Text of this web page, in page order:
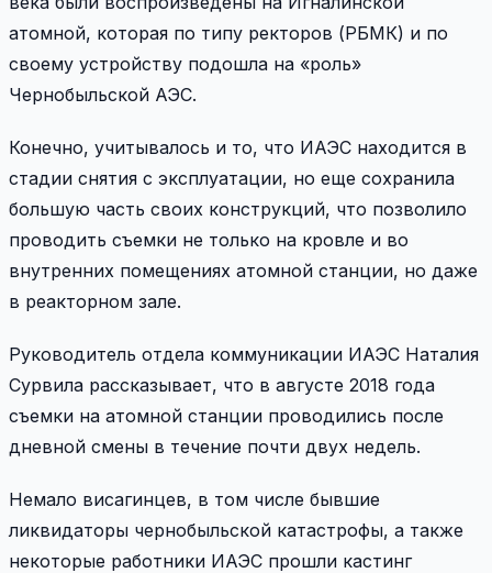
атомной, которая по типу ректоров (РБМК) и по
своему устройству подошла на «роль»
Чернобыльской АЭС.
Конечно, учитывалось и то, что ИАЭС находится в
стадии снятия с эксплуатации, но еще сохранила
большую часть своих конструкций, что позволило
проводить съемки не только на кровле и во
внутренних помещениях атомной станции, но даже
в реакторном зале.
Руководитель отдела коммуникации ИАЭС Наталия
Сурвила рассказывает, что в августе 2018 года
съемки на атомной станции проводились после
дневной смены в течение почти двух недель.
Немало висагинцев, в том числе бывшие
ликвидаторы чернобыльской катастрофы, а также
некоторые работники ИАЭС прошли кастинг